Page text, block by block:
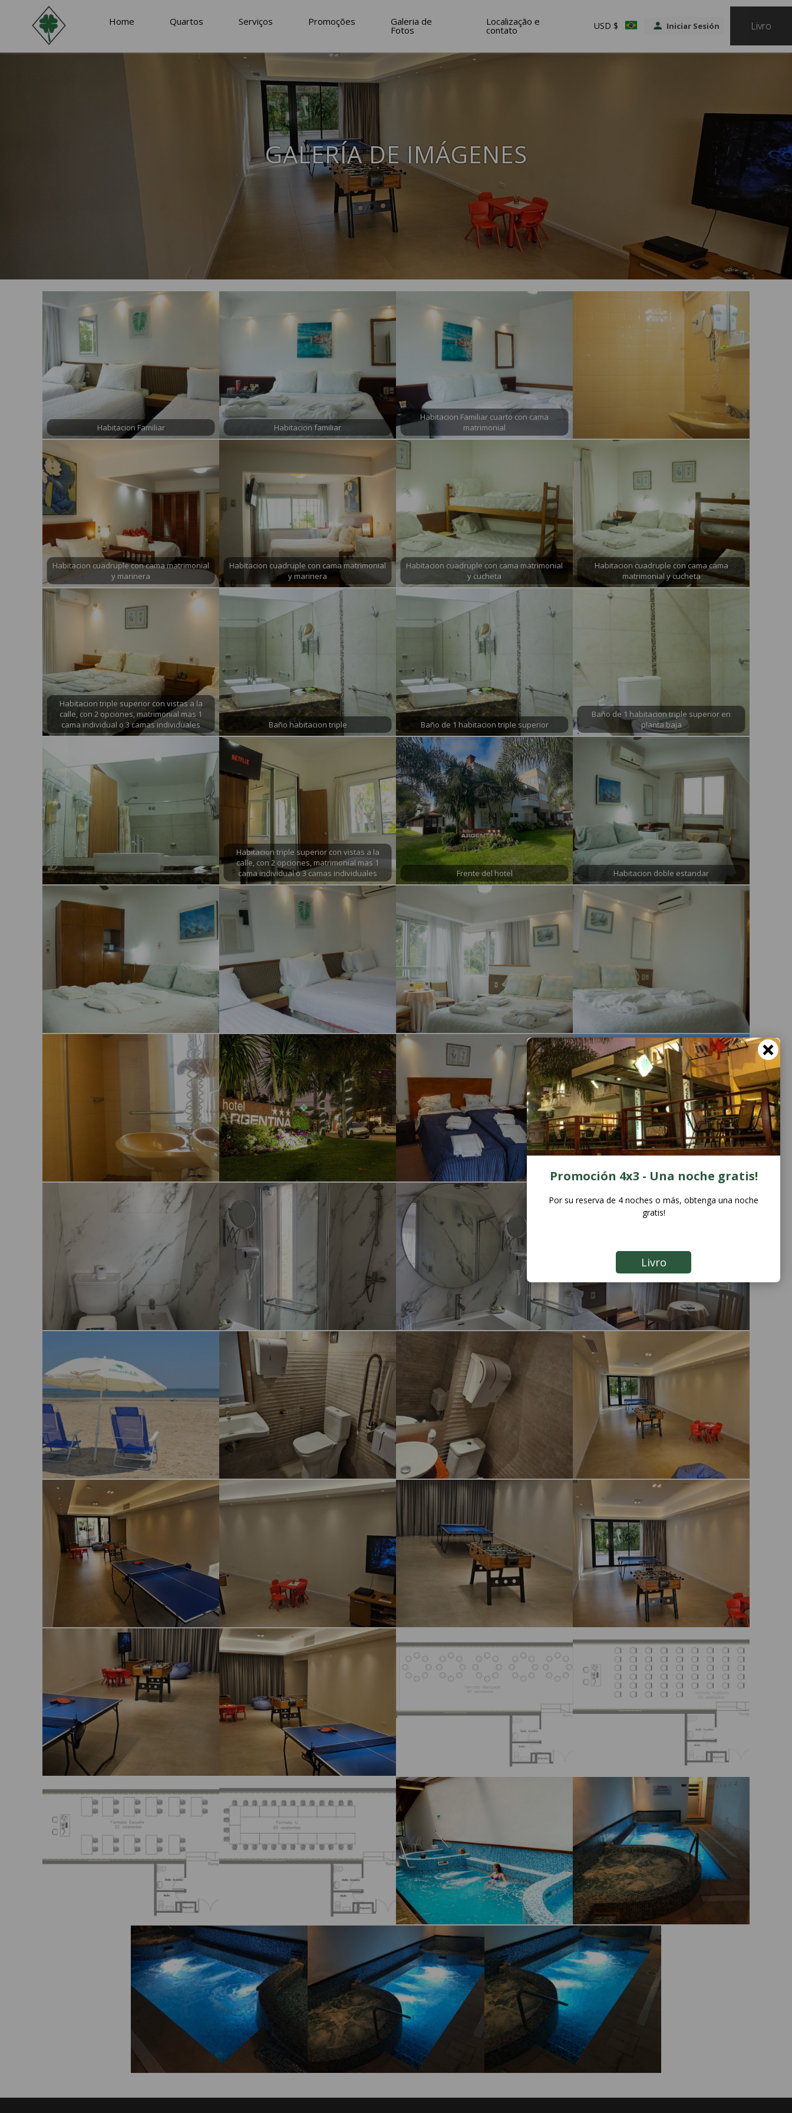
Home Quartos Serviços Promoções Galeria de
Fotos
Localização e
contato USD $ Iniciar Sesión Livro
Fecha de Llegada
GALERÍA DE IMÁGENES
Habitacion Familiar Habitacion familiar
Habitacion Familiar cuarto con cama
matrimonial
Habitacion cuadruple con cama matrimonial
y marinera
Habitacion cuadruple con cama matrimonial
y marinera
Habitacion cuadruple con cama matrimonial
y cucheta
Habitacion cuadruple con cama cama
matrimonial y cucheta
Habitacion triple superior con vistas a la
calle, con 2 opciones, matrimonial mas 1
cama individual o 3 camas individuales
Baño habitacion triple Baño de 1 habitacion triple superior
Baño de 1 habitacion triple superior en
planta baja
Habitacion triple superior con vistas a la
calle, con 2 opciones, matrimonial mas 1
cama individual o 3 camas individuales
Frente del hotel Habitacion doble estandar
Promoción 4x3 - Una noche gratis!
Por su reserva de 4 noches o más, obtenga una noche
gratis!
Livro